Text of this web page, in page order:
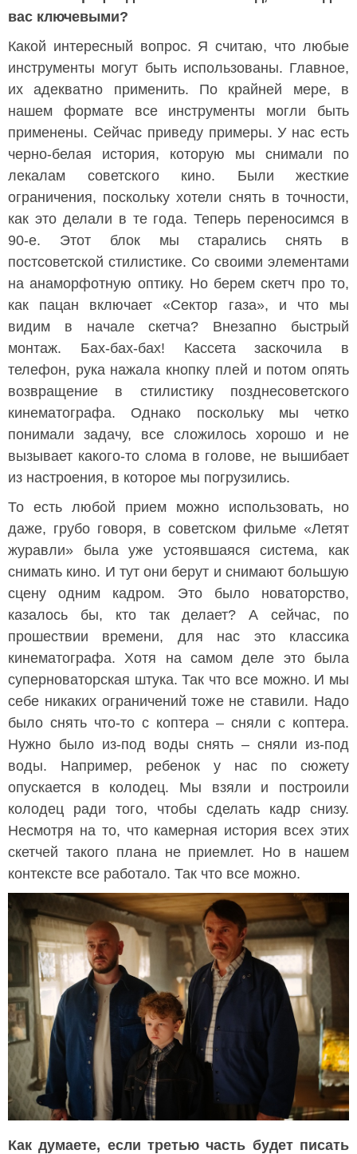
вас ключевыми?
Какой интересный вопрос. Я считаю, что любые
инструменты могут быть использованы. Главное,
их адекватно применить. По крайней мере, в
нашем формате все инструменты могли быть
применены. Сейчас приведу примеры. У нас есть
черно-белая история, которую мы снимали по
лекалам советского кино. Были жесткие
ограничения, поскольку хотели снять в точности,
как это делали в те года. Теперь переносимся в
90-е. Этот блок мы старались снять в
постсоветской стилистике. Со своими элементами
на анаморфотную оптику. Но берем скетч про то,
как пацан включает «Сектор газа», и что мы
видим в начале скетча? Внезапно быстрый
монтаж. Бах-бах-бах! Кассета заскочила в
телефон, рука нажала кнопку плей и потом опять
возвращение в стилистику позднесоветского
кинематографа. Однако поскольку мы четко
понимали задачу, все сложилось хорошо и не
вызывает какого-то слома в голове, не вышибает
из настроения, в которое мы погрузились.
То есть любой прием можно использовать, но
даже, грубо говоря, в советском фильме «Летят
журавли» была уже устоявшаяся система, как
снимать кино. И тут они берут и снимают большую
сцену одним кадром. Это было новаторство,
казалось бы, кто так делает? А сейчас, по
прошествии времени, для нас это классика
кинематографа. Хотя на самом деле это была
суперноваторская штука. Так что все можно. И мы
себе никаких ограничений тоже не ставили. Надо
было снять что-то с коптера – сняли с коптера.
Нужно было из-под воды снять – сняли из-под
воды. Например, ребенок у нас по сюжету
опускается в колодец. Мы взяли и построили
колодец ради того, чтобы сделать кадр снизу.
Несмотря на то, что камерная история всех этих
скетчей такого плана не приемлет. Но в нашем
контексте все работало. Так что все можно.
Как думаете, если третью часть будет писать